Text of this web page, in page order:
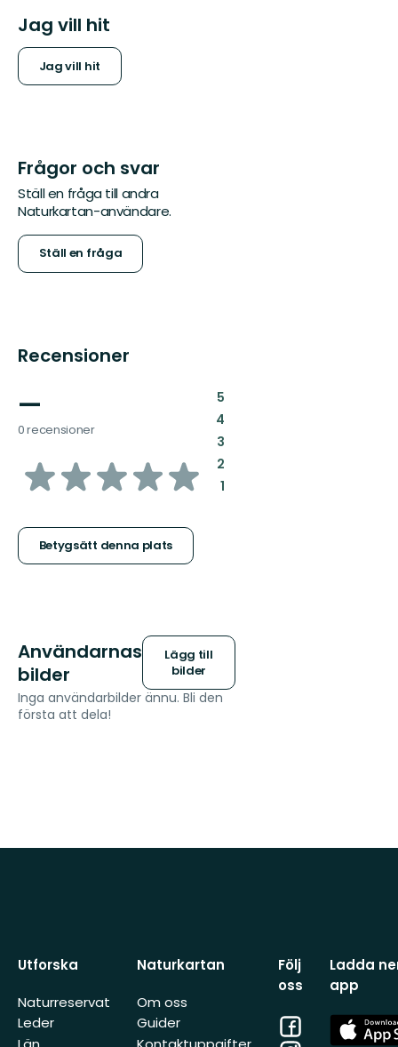
Jag vill hit
Jag vill hit
Frågor och svar
Ställ en fråga till andra
Naturkartan-användare.
Ställ en fråga
Recensioner
—
0 recensioner
av
stjärnor
Betygsätt denna plats
5:
4:
3:
2:
1:
Användarnas
bilder
Lägg till
bilder
Inga användarbilder ännu. Bli den
första att dela!
Utforska
Naturreservat
Leder
Naturkartan
Om oss
Guider
Följ
oss
Facebook
Ladda
app
App
Store